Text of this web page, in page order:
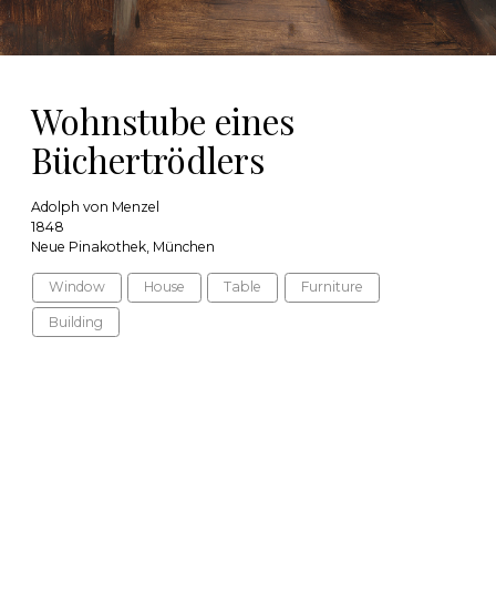
Wohnstube eines
Büchertrödlers
Adolph von Menzel
1848
Neue Pinakothek, München
Window House Table Furniture
Building